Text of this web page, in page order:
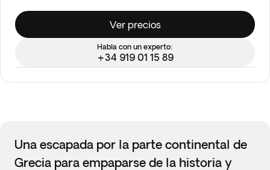
Ver precios
Habla con un experto:
+34 919 01 15 89
Una escapada por la parte continental de
Grecia para empaparse de la historia y